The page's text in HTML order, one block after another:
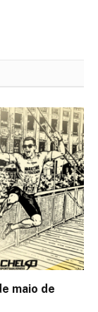
maio de